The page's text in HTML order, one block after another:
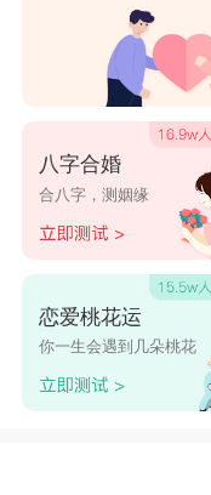
八字合婚
合八字，测姻缘
恋爱桃花运
你一生会遇到几朵桃花